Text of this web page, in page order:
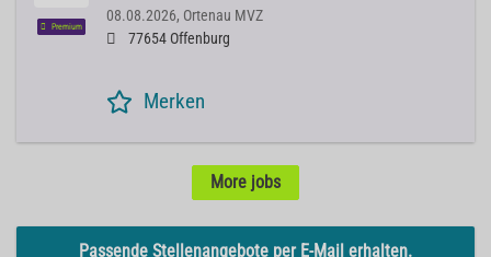
Premium
08.08.2026, Ortenau MVZ
77654 Offenburg
Merken
More jobs
Passende Stellenangebote per E-Mail erhalten.